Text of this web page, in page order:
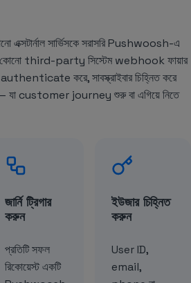
সার্ভিসকে সরাসরি Pushwoosh-এ
কোনো third-party সিস্টেম webhook ফায়ার
করে, সাবস্ক্রাইবার চিহ্নিত করে
— যা customer journey শুরু বা এগিয়ে নিতে
জার্নি ট্রিগার
করুন
প্রতিটি সফল
রিকোয়েস্ট একটি
ইউজার চিহ্নিত
করুন
User ID,
email,